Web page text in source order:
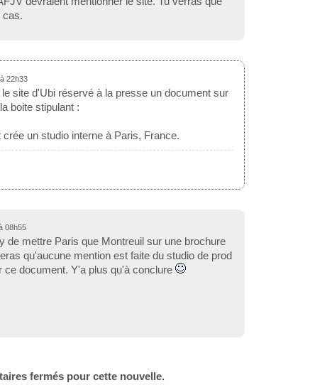
cas.
22h33
site d'Ubi réservé à la presse un document sur
boite stipulant :
crée un studio interne à Paris, France.
08h55
de mettre Paris que Montreuil sur une brochure
qu'aucune mention est faite du studio de prod
ce document. Y'a plus qu'à conclure
fermés pour cette nouvelle.